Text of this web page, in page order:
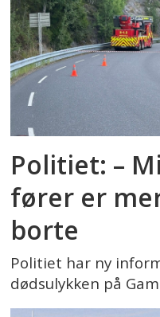
Politiet: –
fører er
borte
Politiet har ny
dødsulykken på